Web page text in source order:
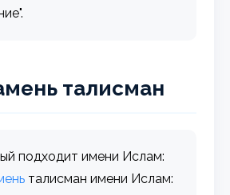
талисман
подходит имени Ислам:
талисман имени Ислам: